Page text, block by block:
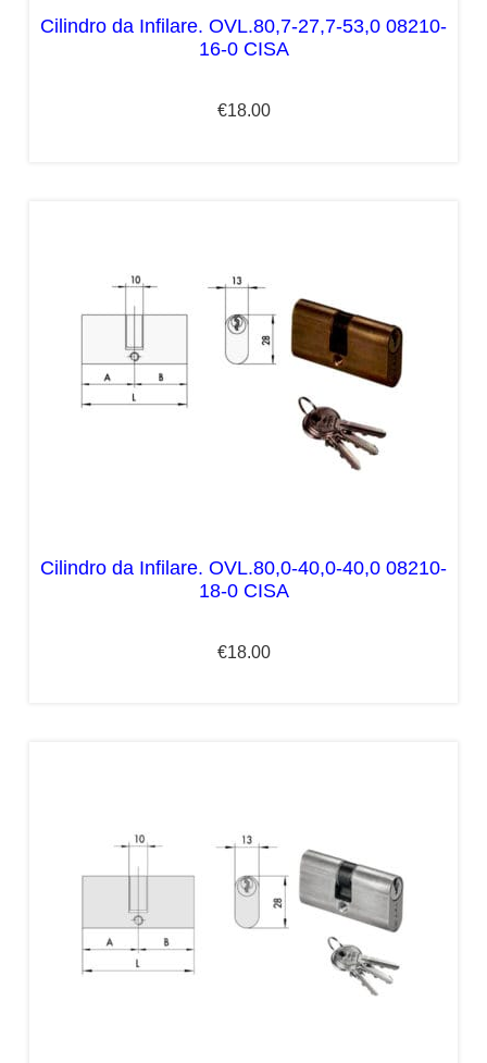
Cilindro da Infilare. OVL.80,7-27,7-53,0 08210-
16-0 CISA
€18.00
Cilindro da Infilare. OVL.80,0-40,0-40,0 08210-
18-0 CISA
€18.00